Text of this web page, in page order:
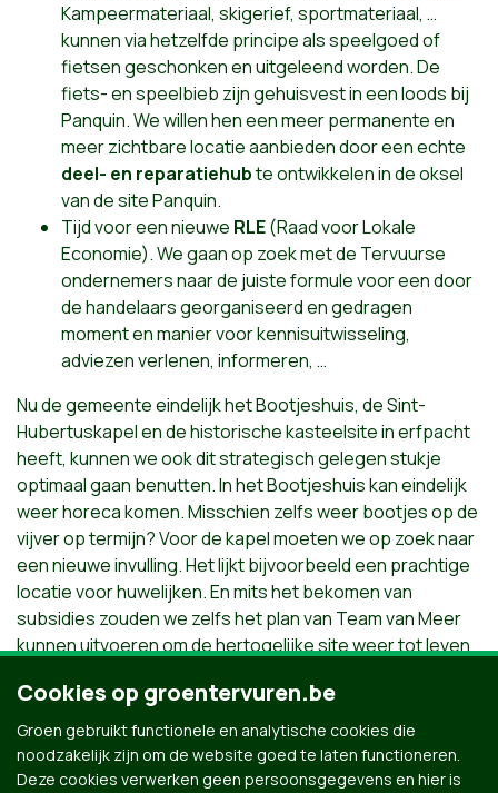
Kampeermateriaal, skigerief, sportmateriaal, …
kunnen via hetzelfde principe als speelgoed of
fietsen geschonken en uitgeleend worden. De
fiets- en speelbieb zijn gehuisvest in een loods bij
Panquin. We willen hen een meer permanente en
meer zichtbare locatie aanbieden door een echte
deel- en reparatiehubte ontwikkelen in de oksel
van de site Panquin.
Tijd voor een nieuwe RLE(Raad voor Lokale
Economie). We gaan op zoek met de Tervuurse
ondernemers naar de juiste formule voor een door
de handelaars georganiseerd en gedragen
moment en manier voor kennisuitwisseling,
adviezen verlenen, informeren, …
Nu de gemeente eindelijk het Bootjeshuis, de Sint-
Hubertuskapel en de historische kasteelsite in erfpacht
heeft, kunnen we ook dit strategisch gelegen stukje
optimaal gaan benutten. In het Bootjeshuis kan eindelijk
weer horeca komen. Misschien zelfs weer bootjes op de
vijver op termijn? Voor de kapel moeten we op zoek naar
een nieuwe invulling. Het lijkt bijvoorbeeld een prachtige
locatie voor huwelijken. En mits het bekomen van
subsidies zouden we zelfs het plan van Team van Meer
kunnen uitvoeren om de hertogelijke site weer tot leven
oversteek van aan de hertogelijke site richting museum?
Op die manier brengen we letterlijk de vele toeristen in
ons handelscentrum.
Cookies op groentervuren.be
Groen gebruikt functionele en analytische cookies die
noodzakelijk zijn om de website goed te laten functioneren.
Deze cookies verwerken geen persoonsgegevens en hier is